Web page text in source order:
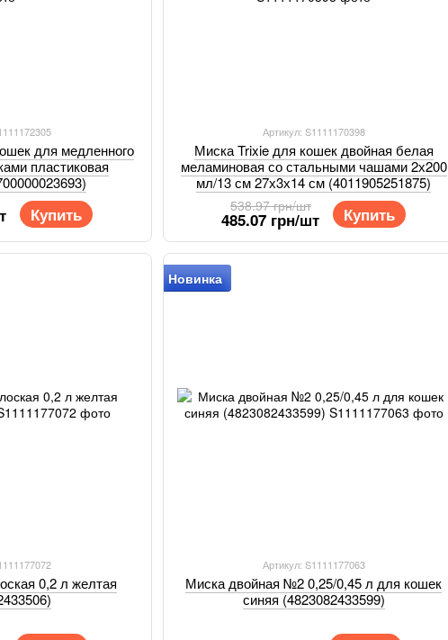
для медленного
пластиковая
Купить
Артикул: S1111170398
Миска Trixie для кошек двойная белая
меламиновая со стальными чашами 2х200
мл/13 см 27х3х14 см (4011905251875)
538.97 грн/шт
485.07 грн/шт Купить
0,2 л желтая
Новинка
Артикул: S1111177063
Миска двойная №2 0,25/0,45 л для кошек
синяя (4823082433599)